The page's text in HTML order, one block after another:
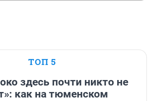
ТОП 5
здесь почти никто не
как на тюменском